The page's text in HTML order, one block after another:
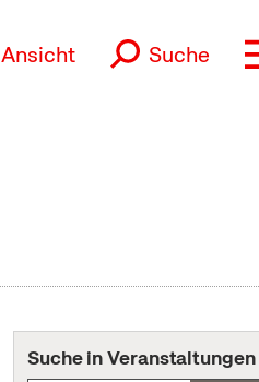
Ansicht Suche
Suche in Veranstaltungen